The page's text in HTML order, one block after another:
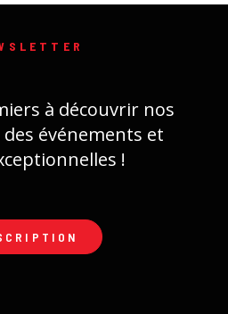
à découvrir nos
événements et
!